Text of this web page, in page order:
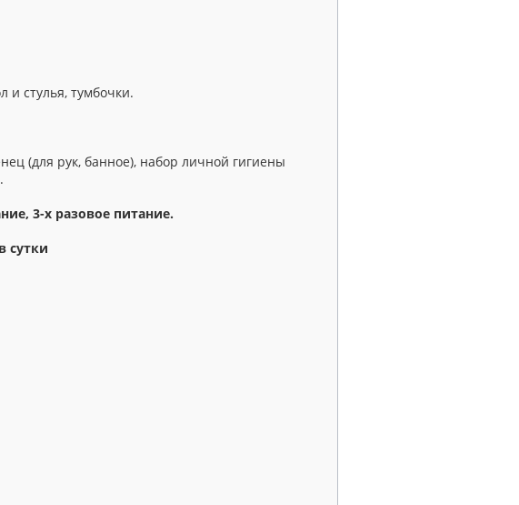
и стулья, тумбочки.
(для рук, банное), набор личной гигиены
3-х разовое питание.
сутки